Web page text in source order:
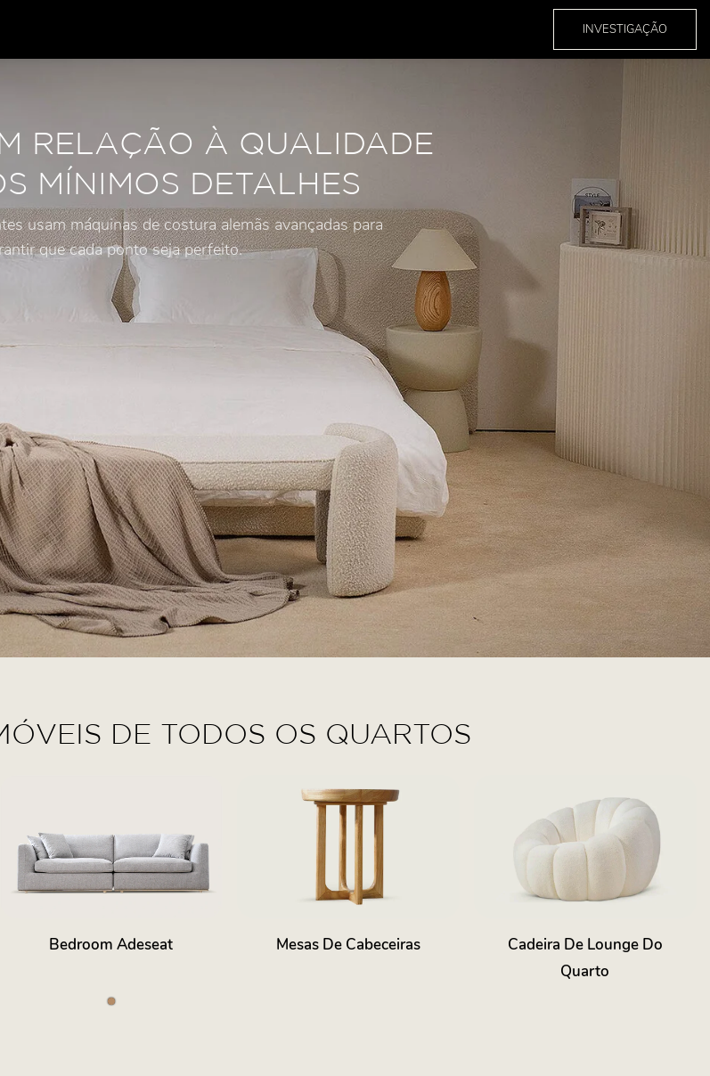
INVESTIGAÇÃO
RELAÇÃO À QUALIDADE
MÍNIMOS DETALHES
usam máquinas de costura alemãs avançadas para
que cada ponto seja perfeito.
DE TODOS OS QUARTOS
Bedroom Adeseat Mesas De Cabeceiras
Cadeira De Lounge Do
Quarto